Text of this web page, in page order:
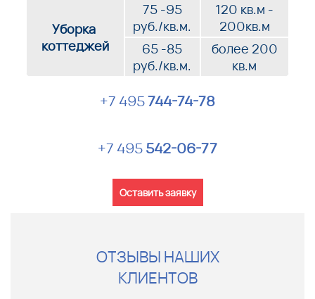
Уборка
коттеджей
75 -95
руб./кв.м.
120 кв.м -
200кв.м
65 -85
руб./кв.м.
более 200
кв.м
+7 495744-74-78
+7 495542-06-77
Оставить заявку
ОТЗЫВЫ НАШИХ
КЛИЕНТОВ